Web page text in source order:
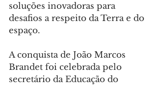
soluções inovadoras para
desafios a respeito da Terra e do
espaço.
A conquista de João Marcos
Brandet foi celebrada pelo
secretário da Educação do